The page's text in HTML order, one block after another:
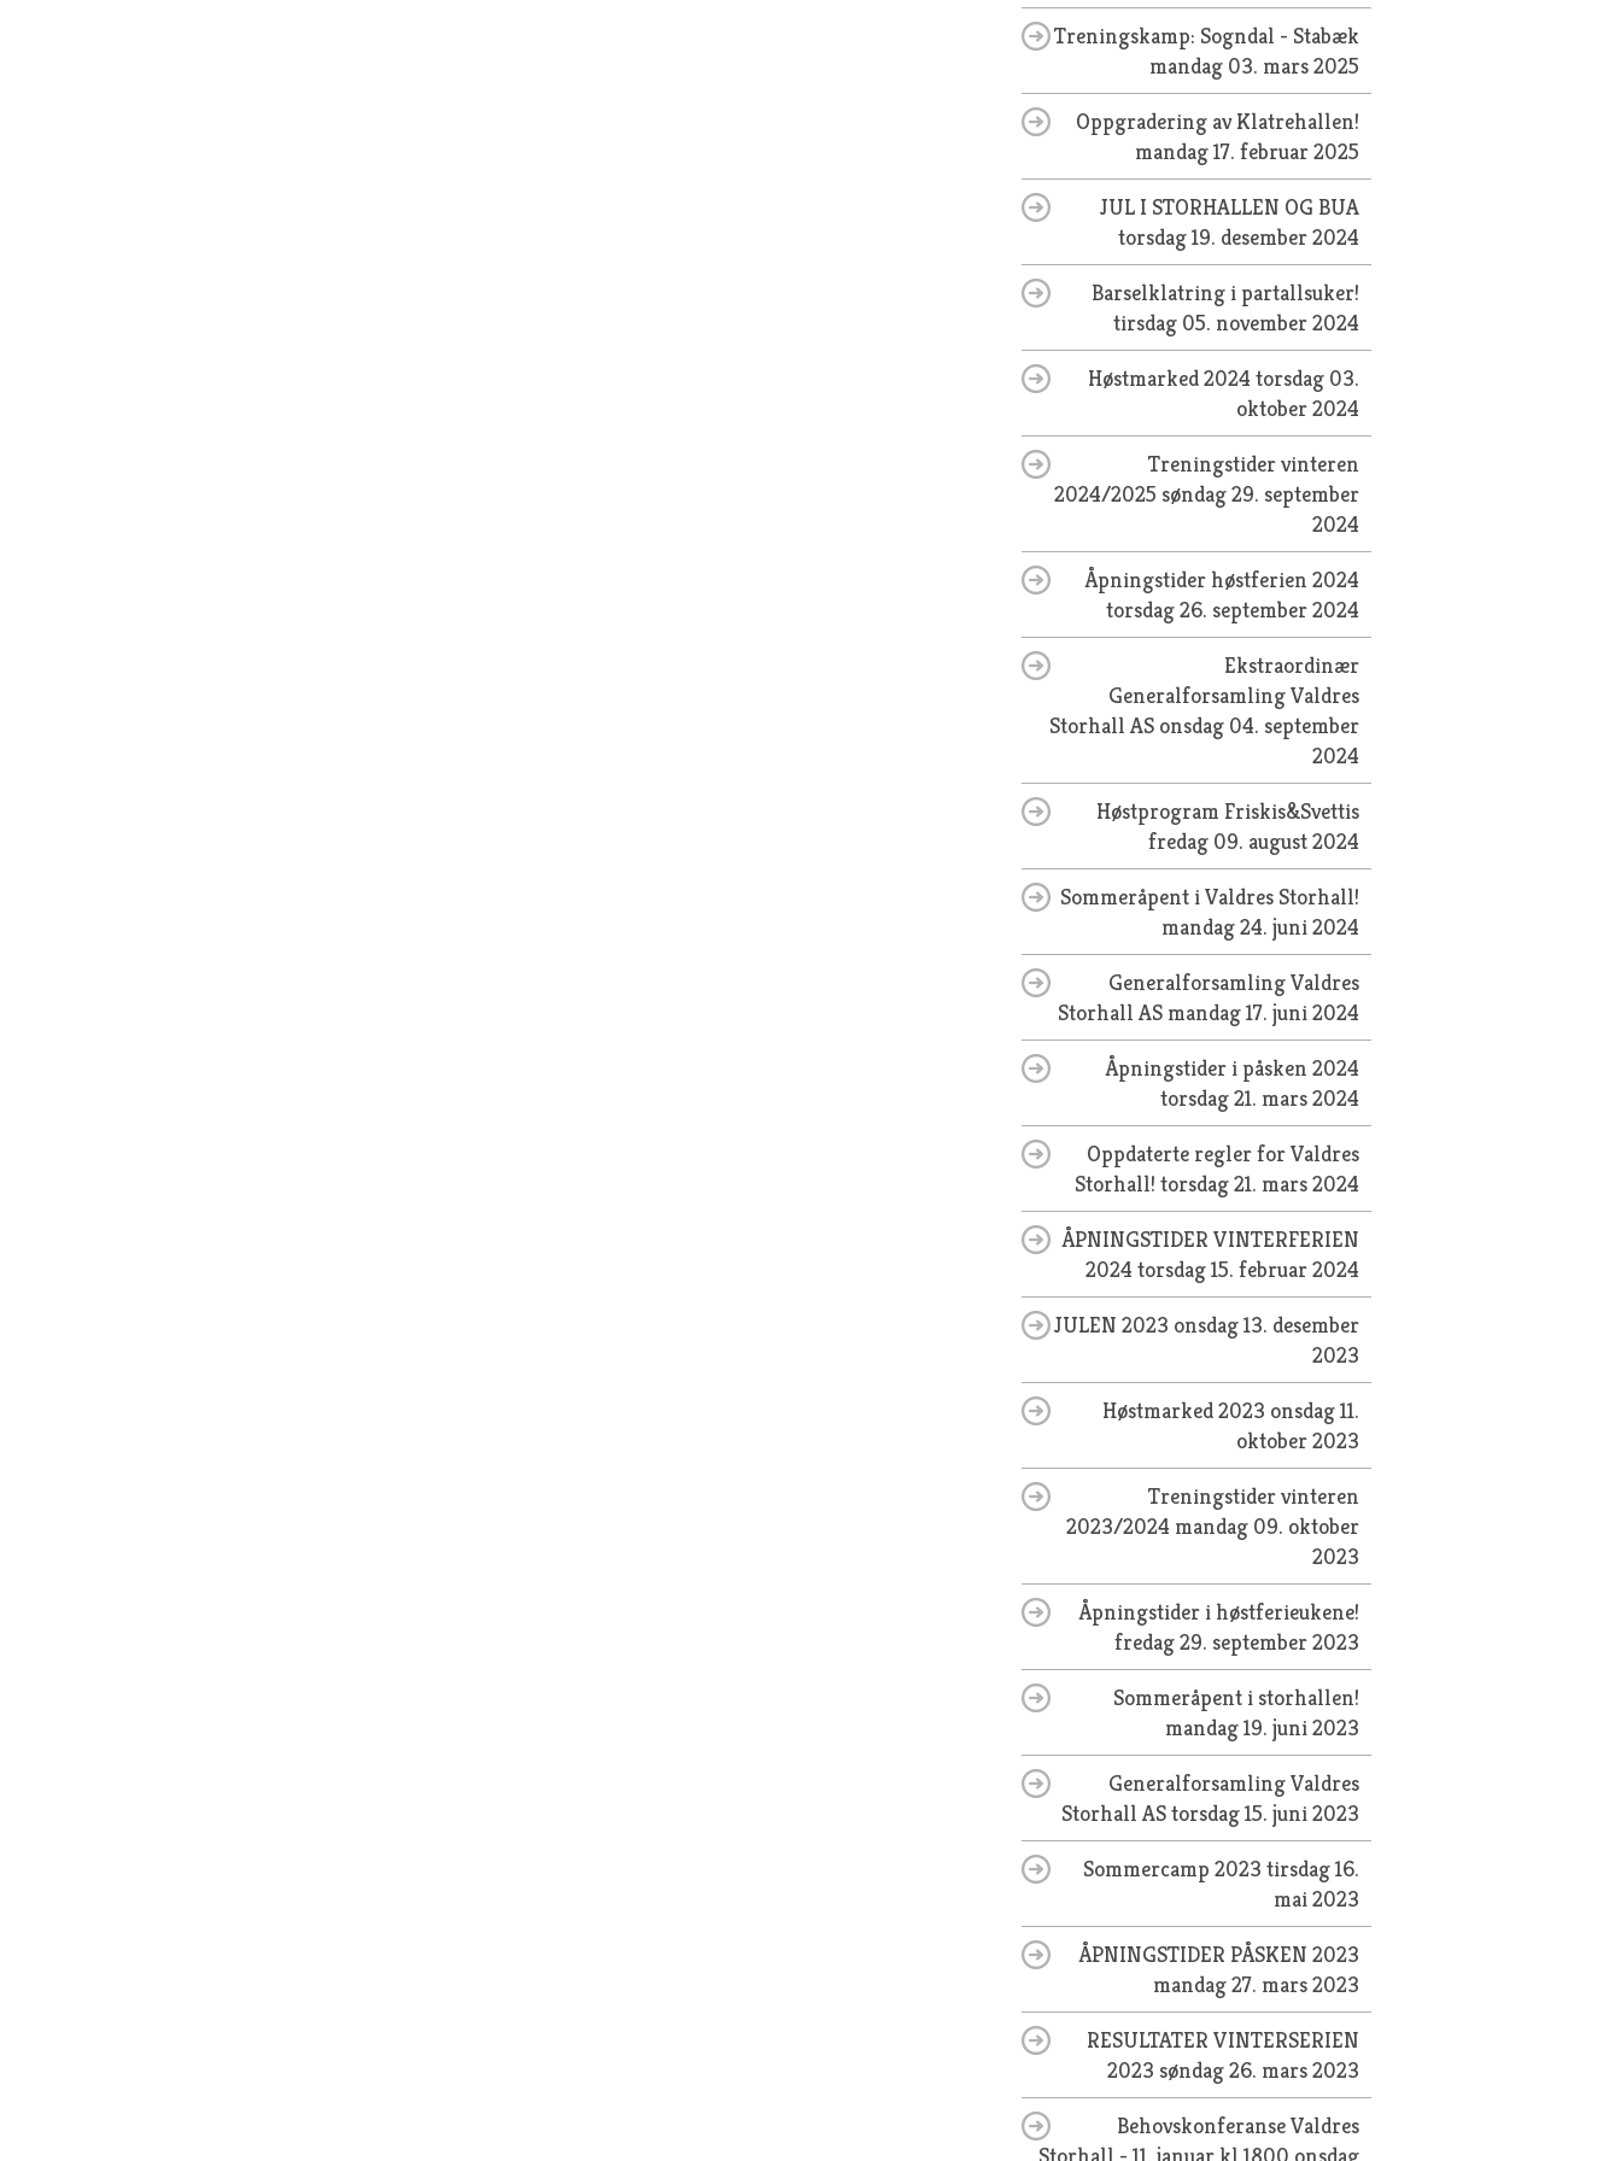
Treningskamp: Sogndal - Stabæk
mandag 03. mars 2025
Oppgradering av Klatrehallen!
mandag 17. februar 2025
JUL I STORHALLEN OG BUA
torsdag 19. desember 2024
Barselklatring i partallsuker!
tirsdag 05. november 2024
Høstmarked 2024torsdag 03.
oktober 2024
Treningstider vinteren
2024/2025søndag 29. september
2024
Åpningstider høstferien 2024
torsdag 26. september 2024
Ekstraordinær
Generalforsamling Valdres
Storhall AS onsdag 04. september
2024
Høstprogram Friskis&Svettis
fredag 09. august 2024
Sommeråpent i Valdres Storhall!
mandag 24. juni 2024
Generalforsamling Valdres
Storhall AS mandag 17. juni 2024
Åpningstider i påsken 2024
torsdag 21. mars 2024
Oppdaterte regler for Valdres
Storhall!torsdag 21. mars 2024
ÅPNINGSTIDER VINTERFERIEN
2024torsdag 15. februar 2024
JULEN 2023 onsdag 13. desember
2023
Høstmarked 2023 onsdag 11.
oktober 2023
Treningstider vinteren
2023/2024 mandag 09. oktober
2023
Åpningstider i høstferieukene!
fredag 29. september 2023
Sommeråpent i storhallen!
mandag 19. juni 2023
Generalforsamling Valdres
Storhall AStorsdag 15. juni 2023
Sommercamp 2023tirsdag 16.
mai 2023
ÅPNINGSTIDER PÅSKEN 2023
mandag 27. mars 2023
RESULTATER VINTERSERIEN
2023søndag 26. mars 2023
Behovskonferanse Valdres
Storhall - 11. januar kl 1800 onsdag